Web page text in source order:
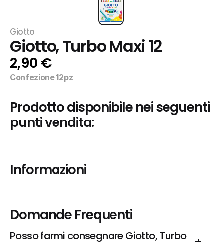
Giotto
Giotto, Turbo Maxi 12
2,90 €
Confezione 12pz
Prodotto disponibile nei seguenti
punti vendita:
Informazioni
Domande Frequenti
Posso farmi consegnare Giotto, Turbo